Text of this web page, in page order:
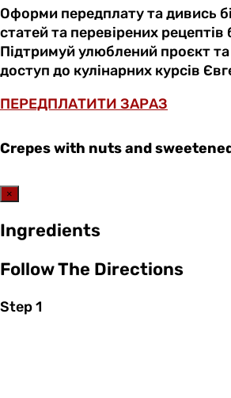
Оформи передплату та дивись
статей та перевірених
Підтримуй улюблений проєкт
доступ до кулінарних курсів
ПЕРЕДПЛАТИТИ ЗАРАЗ
Crepes with nuts and
×
Ingredients
Follow The Directions
Step 1